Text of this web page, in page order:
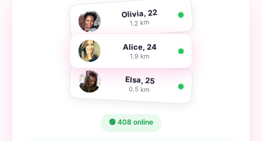
Olivia, 22
1.2 km
Alice, 24
1.9 km
Elsa, 25
0.5 km
🟢 408 online